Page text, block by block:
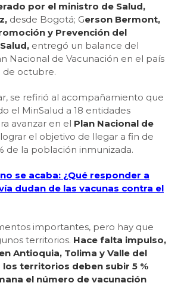
por el ministro de Salud,
desde Bogotá; Gerson Bermont,
y Prevención del
entregó un balance del
Nacional de Vacunación en el país
de octubre.
se refirió al acompañamiento que
el MinSalud a 18 entidades
avanzar en el Plan Nacional de
el objetivo de llegar a fin de
de la población inmunizada.
se acaba: ¿Qué responder a
dudan de las vacunas contra el
importantes, pero hay que
territorios. Hace falta impulso,
Antioquia, Tolima y Valle del
los territorios deben subir 5 %
el número de vacunación